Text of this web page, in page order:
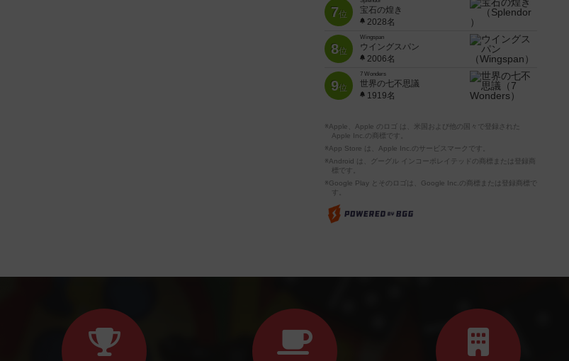
7位
宝石の煌き
2028名
8位
Wingspan
ウイングスパン
2006名
9位
7 Wonders
世界の七不思議
1919名
※Apple、Apple のロゴ は、米国および他の国々で登録された
Apple Inc.の商標です。
※App Store は、Apple Inc.のサービスマークです。
※Android は、グーグル インコーポレイテッドの商標または登録商
標です。
※Google Play とそのロゴは、Google Inc.の商標または登録商標で
す。